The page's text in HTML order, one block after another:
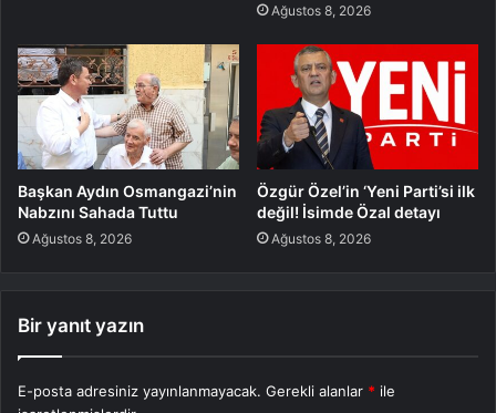
Ağustos 8, 2026
Başkan Aydın Osmangazi’nin
Nabzını Sahada Tuttu
Ağustos 8, 2026
Özgür Özel’in ‘Yeni Parti’si ilk
değil! İsimde Özal detayı
Ağustos 8, 2026
Bir yanıt yazın
E-posta adresiniz yayınlanmayacak. Gerekli alanlar * ile